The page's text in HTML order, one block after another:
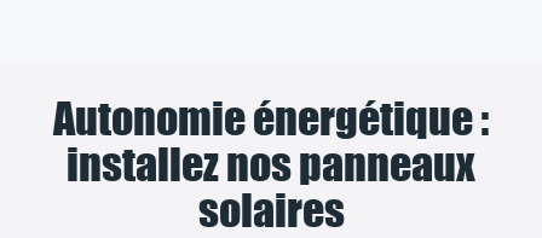
Autonomie énergétique :
installez nos panneaux
solaires